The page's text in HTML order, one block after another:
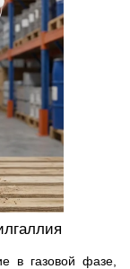
в газовой фазе,